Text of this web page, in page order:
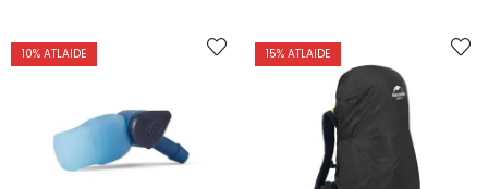
10% ATLAIDE 15% ATLAIDE